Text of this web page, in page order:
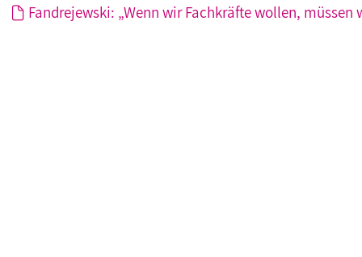
Fandrejewski: „Wenn wir Fachkräfte wollen, müssen